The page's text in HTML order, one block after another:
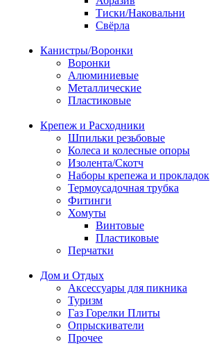
Тиски/Наковальни
Свёрла
Канистры/Воронки
Воронки
Алюминиевые
Металлические
Пластиковые
Крепеж и Расходники
Шпильки резьбовые
Колеса и колесные опоры
Изолента/Скотч
Наборы крепежа и прокладок
Термоусадочная трубка
Фитинги
Хомуты
Винтовые
Пластиковые
Перчатки
Дом и Отдых
Аксессуары для пикника
Туризм
Газ Горелки Плиты
Опрыскиватели
Прочее